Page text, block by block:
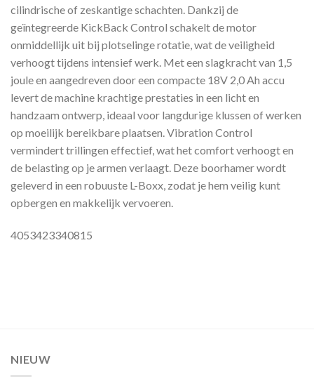
cilindrische of zeskantige schachten. Dankzij de
geïntegreerde KickBack Control schakelt de motor
onmiddellijk uit bij plotselinge rotatie, wat de veiligheid
verhoogt tijdens intensief werk. Met een slagkracht van 1,5
joule en aangedreven door een compacte 18V 2,0 Ah accu
levert de machine krachtige prestaties in een licht en
handzaam ontwerp, ideaal voor langdurige klussen of werken
op moeilijk bereikbare plaatsen. Vibration Control
vermindert trillingen effectief, wat het comfort verhoogt en
de belasting op je armen verlaagt. Deze boorhamer wordt
geleverd in een robuuste L-Boxx, zodat je hem veilig kunt
opbergen en makkelijk vervoeren.
4053423340815
NIEUW